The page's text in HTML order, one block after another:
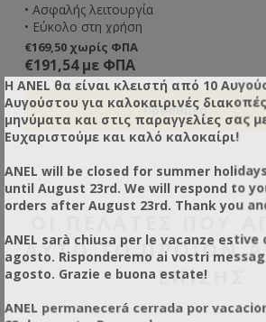
• Ασφαλής λειτουργία
• Εύκολο στη χρήση
• Δονήσεις: 0-2700/λεπτό
• 9 Ταχύτητες
• Χωρητικότητα μπαταρίας: 2000mAh
• Τάση: 20V
• Αξεσουάρ : 2 μπαταρίες + φορτιστής
• Χρώμα: Πράσινο
• Διαθέτει βαλιτσάκι αποθήκευσης
€169,50 χωρίς ΦΠΑ
€191,54 με ΦΠΑ
ΟΙ ΠΕΛΆΤΕΣ ΠΟΥ
ΑΥΤΌ ΤΟ ΠΡΟΪΌΝ
ΕΠΊΣΗΣ
Η ANEL θα είναι κλειστή από 10
Αυγούστου για καλοκαιρινές
μηνύματα και στις παραγγελίες σας
Ευχαριστούμε και καλό καλοκαίρι!
ANEL will be closed for summer
until August 23rd. We will respond to
orders after August 23rd. Thank you
ANEL sarà chiusa per le vacanze estive
agosto. Risponderemo ai vostri
agosto. Grazie e buona estate!
ANEL permanecerá cerrada por